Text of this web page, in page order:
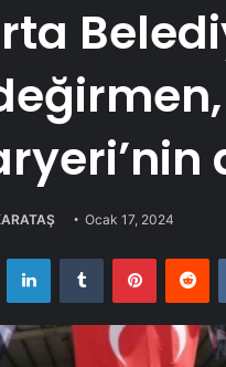
Ocak 17, 2024
LinkedInTumblr Pinterest